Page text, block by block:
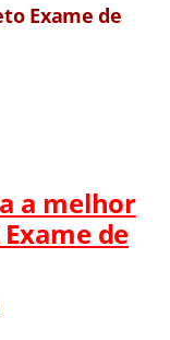
Exame de
a melhor
Exame de